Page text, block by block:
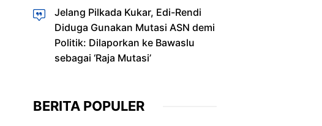
Jelang Pilkada Kukar, Edi-Rendi
Diduga Gunakan Mutasi ASN demi
Politik: Dilaporkan ke Bawaslu
sebagai ‘Raja Mutasi’
BERITA POPULER